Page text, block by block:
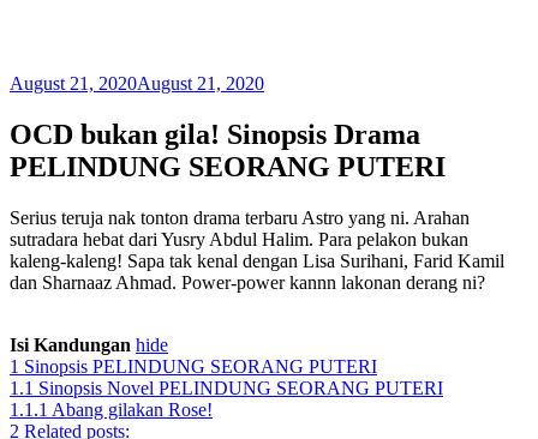
August 21, 2020August 21, 2020
OCD bukan gila! Sinopsis Drama
PELINDUNG SEORANG PUTERI
Serius teruja nak tonton drama terbaru Astro yang ni. Arahan
sutradara hebat dari Yusry Abdul Halim. Para pelakon bukan
kaleng-kaleng! Sapa tak kenal dengan Lisa Surihani, Farid Kamil
dan Sharnaaz Ahmad. Power-power kannn lakonan derang ni?
Isi Kandungan hide
1 Sinopsis PELINDUNG SEORANG PUTERI
1.1 Sinopsis Novel PELINDUNG SEORANG PUTERI
1.1.1 Abang gilakan Rose!
2 Related posts: